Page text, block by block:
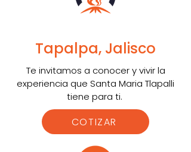
Tapalpa, Jalisco
Te invitamos a conocer y vivir la
experiencia que Santa Maria Tlapalli
tiene para ti.
COTIZAR